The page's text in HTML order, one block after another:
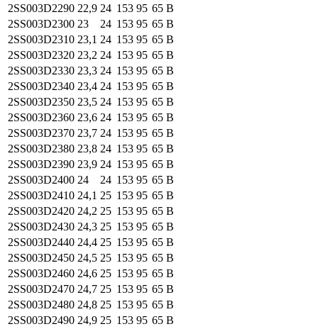
2SS003D2290 22,9 24 153 95 65 B
2SS003D2300 23 24 153 95 65 B
2SS003D2310 23,1 24 153 95 65 B
2SS003D2320 23,2 24 153 95 65 B
2SS003D2330 23,3 24 153 95 65 B
2SS003D2340 23,4 24 153 95 65 B
2SS003D2350 23,5 24 153 95 65 B
2SS003D2360 23,6 24 153 95 65 B
2SS003D2370 23,7 24 153 95 65 B
2SS003D2380 23,8 24 153 95 65 B
2SS003D2390 23,9 24 153 95 65 B
2SS003D2400 24 24 153 95 65 B
2SS003D2410 24,1 25 153 95 65 B
2SS003D2420 24,2 25 153 95 65 B
2SS003D2430 24,3 25 153 95 65 B
2SS003D2440 24,4 25 153 95 65 B
2SS003D2450 24,5 25 153 95 65 B
2SS003D2460 24,6 25 153 95 65 B
2SS003D2470 24,7 25 153 95 65 B
2SS003D2480 24,8 25 153 95 65 B
2SS003D2490 24,9 25 153 95 65 B